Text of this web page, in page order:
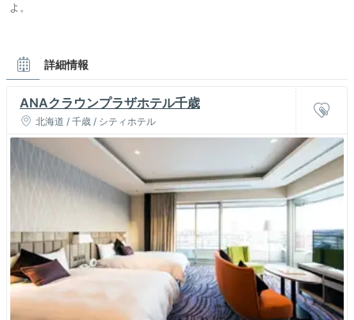
よ。
詳細情報
ANAクラウンプラザホテル千歳
北海道 / 千歳 / シティホテル